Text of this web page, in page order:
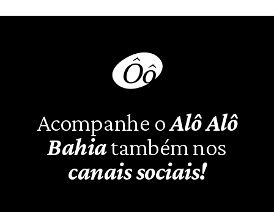
Acompanhe oAlô Alô
Bahiatambém nos
canais sociais!